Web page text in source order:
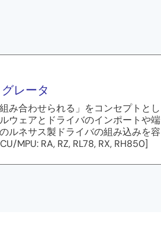
レータ
み合わせられる」をコンセプトとし
ウェアとドライバのインポートや端
ルネサス製ドライバの組み込みを容
MPU: RA, RZ, RL78, RX, RH850]